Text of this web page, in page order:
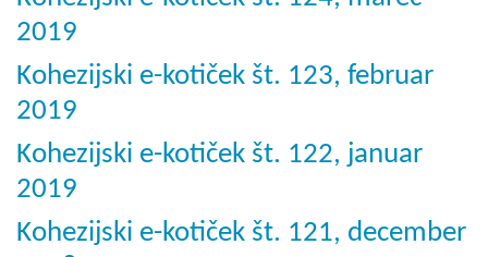
2019
Kohezijski e-kotiček št. 123, februar
2019
Kohezijski e-kotiček št. 122, januar
2019
Kohezijski e-kotiček št. 121, december